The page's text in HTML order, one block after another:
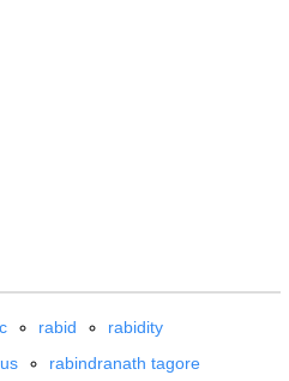
rabid
rabidity
rabindranath tagore